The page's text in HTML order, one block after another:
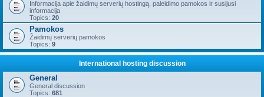
Informacija apie žaidimų serverių hostingą, paleidimo pamokos ir susijusi
informacija
Topics: 20
Pamokos
Žaidimų serverių pamokos
Topics: 9
International hosting discussion
General
General discussion
Topics: 681